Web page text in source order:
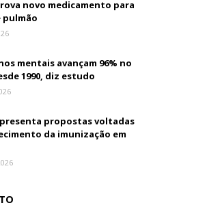
novo medicamento para
pulmão
mentais avançam 96% no
1990, diz estudo
propostas voltadas
da imunização em